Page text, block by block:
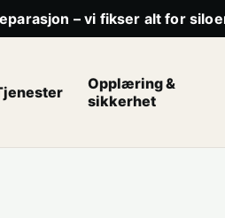
– vi fikser alt for
Opplæring &
sikkerhet